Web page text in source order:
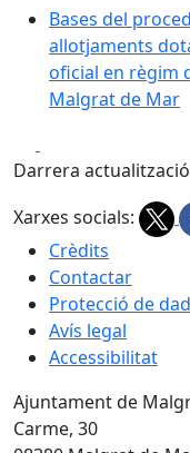
Bases del
allotjaments
oficial en règim
Malgrat de Mar
Darrera
Xarxes socials:
Crèdits
Contactar
Protecció de
Avís legal
Accessibilitat
Ajuntament de
Carme, 30